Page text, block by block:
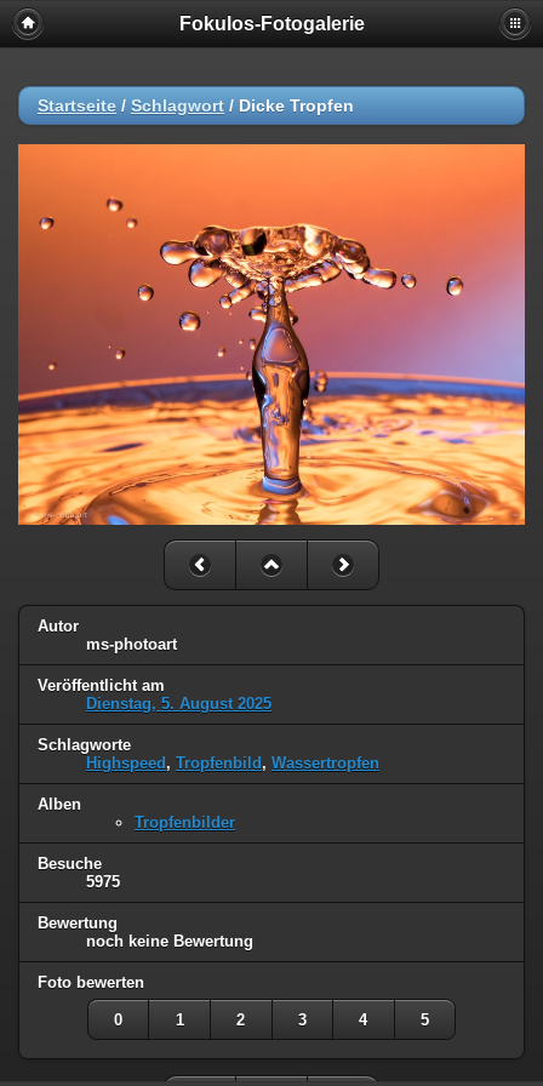
Fokulos-Fotogalerie
Startseite / Schlagwort / Dicke Tropfen
Autor
ms-photoart
Veröffentlicht am
Dienstag, 5. August 2025
Schlagworte
Highspeed , Tropfenbild , Wassertropfen
Alben
Tropfenbilder
Besuche
5975
Bewertung
noch keine Bewertung
Foto bewerten
0 1 2 3 4 5